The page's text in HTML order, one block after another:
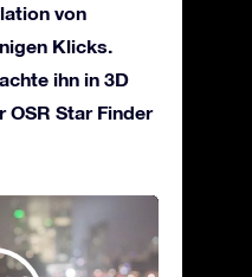
von
Klicks.
ihn in 3D
OSR Star Finder